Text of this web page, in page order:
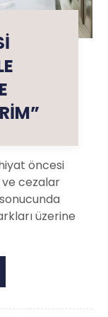
öncesi
cezalar
üzerine